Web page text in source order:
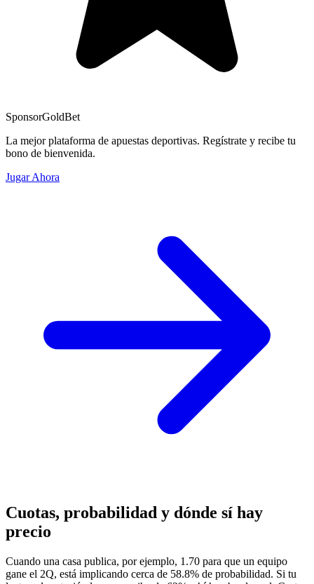
SponsorGoldBet
La mejor plataforma de apuestas deportivas. Regístrate y recibe tu
bono de bienvenida.
Jugar Ahora
Cuotas, probabilidad y dónde sí hay
precio
Cuando una casa publica, por ejemplo, 1.70 para que un equipo
gane el 2Q, está implicando cerca de 58.8% de probabilidad. Si tu